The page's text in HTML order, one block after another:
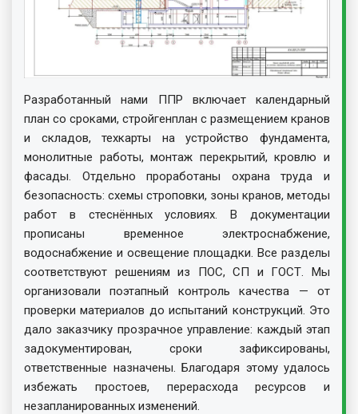
Разработанный нами ППР включает календарный
план со сроками, стройгенплан с размещением кранов
и складов, техкарты на устройство фундамента,
монолитные работы, монтаж перекрытий, кровлю и
фасады. Отдельно проработаны охрана труда и
безопасность: схемы строповки, зоны кранов, методы
работ в стеснённых условиях. В документации
прописаны временное электроснабжение,
водоснабжение и освещение площадки. Все разделы
соответствуют решениям из ПОС, СП и ГОСТ. Мы
организовали поэтапный контроль качества — от
проверки материалов до испытаний конструкций. Это
дало заказчику прозрачное управление: каждый этап
задокументирован, сроки зафиксированы,
ответственные назначены. Благодаря этому удалось
избежать простоев, перерасхода ресурсов и
незапланированных изменений.